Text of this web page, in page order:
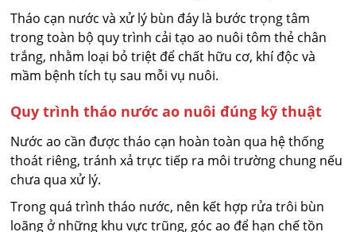
Tháo cạn nước và xử lý bùn đáy là bước trọng tâm
trong toàn bộ quy trình cải tạo ao nuôi tôm thẻ chân
trắng, nhằm loại bỏ triệt để chất hữu cơ, khí độc và
mầm bệnh tích tụ sau mỗi vụ nuôi.
Quy trình tháo nước ao nuôi đúng kỹ thuật
Nước ao cần được tháo cạn hoàn toàn qua hệ thống
thoát riêng, tránh xả trực tiếp ra môi trường chung nếu
chưa qua xử lý.
Trong quá trình tháo nước, nên kết hợp rửa trôi bùn
loãng ở những khu vực trũng, góc ao để hạn chế tồn